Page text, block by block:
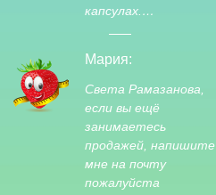
капсулах.…
Мария:
Света Рамазанова,
если вы ещё
занимаетесь
продажей, напишите
мне на почту
пожалуйста